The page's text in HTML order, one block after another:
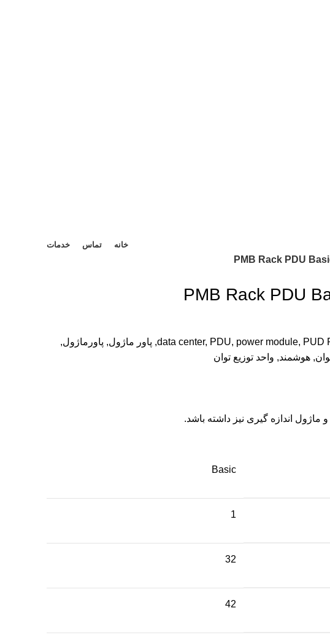
خانه تماس خدمات
PMB Rack PDU
PMB Rack PDU
data center, PDU, power module, PUD
, پاور ماژول, پاورماژول,
, هوشمند, واحد توزیع توان
و ماژول اندازه گیری نیز داشته باشد.
Basic
1
32
42